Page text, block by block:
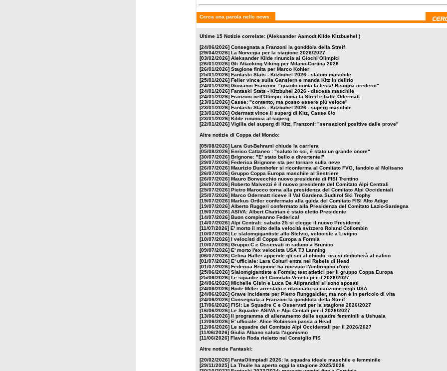
Cerca una parola nelle news:
Ultime 15 Notizie correlate: (Aleksander Aamodt Kilde Kitzbuehel )
[24/06/2026] Consegnata a Franzoni la gonddola della Streif
[29/04/2026] La Norvegia per la stagione 2026/2027
[03/02/2026] Aleksander Kilde rinuncia ai Giochi Olimpici
[26/01/2026] Gli Attacking Viking per Milano-Cortina 2026
[26/01/2026] Stagione finita per Marco Kohler
[25/01/2026] Fantaski Stats - Kitzbuhel 2026 - slalom maschile
[25/01/2026] Feller vince sulla Ganslern e manda Kitz in delirio
[24/01/2026] Giovanni Franzoni: "quanto conta la testa! Bisogna crederci"
[24/01/2026] Fantaski Stats - Kitzbuhel 2026 - discesa maschile
[24/01/2026] Franzoni nell'Olimpo: doma la Streif e batte Odermatt
[23/01/2026] Casse: "contento, ma posso essere più veloce"
[23/01/2026] Fantaski Stats - Kitzbuhel 2026 - superg maschile
[23/01/2026] Odermatt vince il superg di Kitz, Casse 6/o
[23/01/2026] Kilde rinuncia al superg
[22/01/2026] Vigilia del superg di Kitz, Franzoni: "sensazioni positive dalle prove"
Altre notizie di Coppa del Mondo:
[05/08/2026] Lara Gut-Behrami chiude la carriera
[05/08/2026] Enrico Cattaneo : "saluto lo sci, è stato un grande onore"
[30/07/2026] Brignone: "E' stato bello e divertente!"
[29/07/2026] Federica Brignone sta per tornare sulla neve
[26/07/2026] Maurizio Dunnhofer si riconferma al Comitato FVG, Iandolo al Molisano
[26/07/2026] Gruppo Coppa Europa maschile al Sestriere
[26/07/2026] Mauro Bonvecchio nuovo presidente di FISI Trentino
[26/07/2026] Roberto Malvezzi è il nuovo presidente del Comitato Alpi Centrali
[25/07/2026] Pietro Marocco torna alla presidenza del Comitato Alpi Occidentali
[25/07/2026] Marco Odermatt riceve il Val Gardena Sudtirol Ski Trophy
[19/07/2026] Markus Ortler confermato alla guida del Comitato FISI Alto Adige
[19/07/2026] Alberto Ruggeri confermato alla Presidenza del Comitato Lazio-Sardegna
[19/07/2026] ASIVA: Albert Chatrian è stato eletto Presidente
[14/07/2026] Buon compleanno Federica!
[14/07/2026] Alpi Centrali: sabato 25 si elegge il nuovo Presidente
[11/07/2026] E' morto il mito della velocità svizzero Roland Collombin
[10/07/2026] Le slalomgigantiste allo Stelvio, velociste a Livigno
[10/07/2026] I velocisti di Coppa Europa a Formia
[10/07/2026] Gruppo C e Osservati in raduno a Brunico
[09/07/2026] E' morto l'ex velocista USA TJ Lanning
[06/07/2026] Celina Haller appende gli sci al chiodo, ora si dedicherà al calcio
[01/07/2026] E' ufficiale: Lara Colturi entra nei Rebels di Head
[01/07/2026] Federica Brignone ha ricevuto l'Ambrogino d'oro
[25/06/2026] Slalomgigantiste a Formia; test atletici per il gruppo Coppa Europa
[25/06/2026] Le squadre del Comitato Veneto per il 2026/2027
[24/06/2026] Michelle Gisin e Luca De Aliprandini si sono sposati
[24/06/2026] Bode Miller arrestato e rilasciato su cauzione negli USA
[24/06/2026] Grave incidente per Pietro Runggaldier, ma non è in pericolo di vita
[24/06/2026] Consegnata a Franzoni la gonddola della Streif
[17/06/2026] FISI: Le Squadre C e Osservati per la stagione 2026/2027
[16/06/2026] Le Squadre ASIVA e Alpi Centali per il 2026/2027
[13/06/2026] Il programma di allenamento delle squadre femminili a Ushuaia
[12/06/2026] E' ufficiale: Alice Robinson passa a Head
[12/06/2026] Le squadre del Comitato Alpi Occidentali per il 2026/2027
[11/06/2026] Giulia Albano saluta l'agonismo
[11/06/2026] Flavio Roda rieletto nel Consiglio FIS
Altre notizie Fantaski:
[20/02/2026] FantaOlimpiadi 2026: la squadra ideale maschile e femminile
[29/11/2025] La Thuile ha aperto oggi la stagione 2025/2026